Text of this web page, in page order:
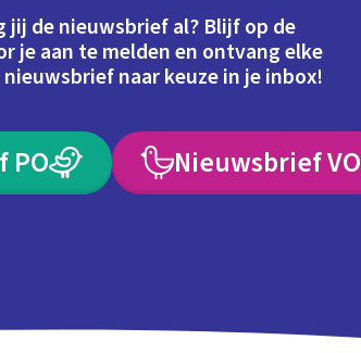
jij de nieuwsbrief al? Blijf op de
je aan te melden en ontvang elke
nieuwsbrief naar keuze in je inbox!
PO Nieuwsbrief VO